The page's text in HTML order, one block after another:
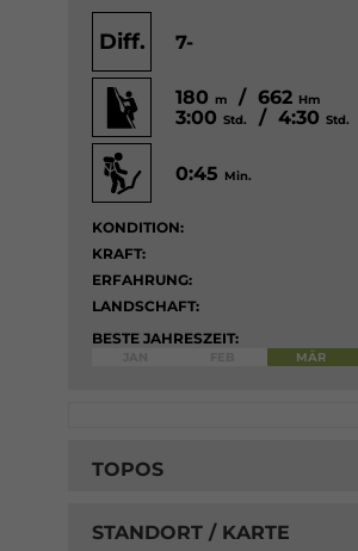
Diff. 7-
180m / 662 Hm
3:00Std. / 4:30Std.
0:45 Min.
KONDITION:
KRAFT:
ERFAHRUNG:
LANDSCHAFT:
BESTE JAHRESZEIT:
MÄR
TOPOS
STANDORT / KARTE